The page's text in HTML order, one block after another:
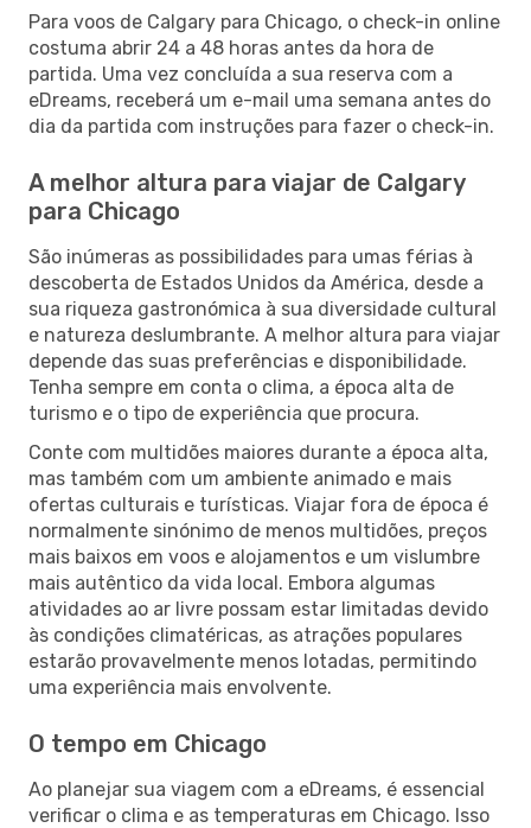
Para voos de Calgary para Chicago, o check-in online
costuma abrir 24 a 48 horas antes da hora de
partida. Uma vez concluída a sua reserva com a
eDreams, receberá um e-mail uma semana antes do
dia da partida com instruções para fazer o check-in.
A melhor altura para viajar de Calgary
para Chicago
São inúmeras as possibilidades para umas férias à
descoberta de Estados Unidos da América, desde a
sua riqueza gastronómica à sua diversidade cultural
e natureza deslumbrante. A melhor altura para viajar
depende das suas preferências e disponibilidade.
Tenha sempre em conta o clima, a época alta de
turismo e o tipo de experiência que procura.
Conte com multidões maiores durante a época alta,
mas também com um ambiente animado e mais
ofertas culturais e turísticas. Viajar fora de época é
normalmente sinónimo de menos multidões, preços
mais baixos em voos e alojamentos e um vislumbre
mais autêntico da vida local. Embora algumas
atividades ao ar livre possam estar limitadas devido
às condições climatéricas, as atrações populares
estarão provavelmente menos lotadas, permitindo
uma experiência mais envolvente.
O tempo em Chicago
Ao planejar sua viagem com a eDreams, é essencial
verificar o clima e as temperaturas em Chicago. Isso